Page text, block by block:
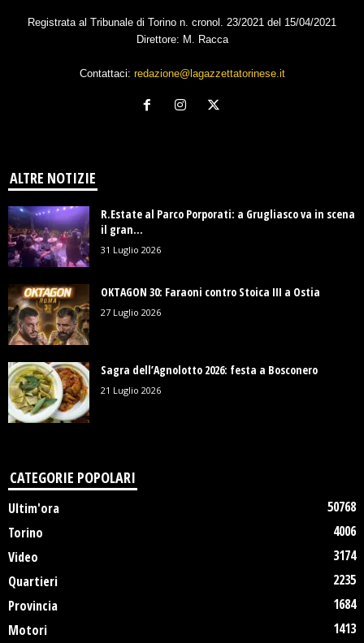
Registrata al Tribunale di Torino n. cronol. 23/2021 del 15/04/2021
Direttore: M. Racca
Contattaci: redazione@lagazzettatorinese.it
ALTRE NOTIZIE
R.Estate al Parco Porporati: a Grugliasco va in scena
il gran...
31 Luglio 2026
OKTAGON 30: Faraoni contro Stoica III a Ostia
27 Luglio 2026
Sagra dell’Agnolotto 2026: festa a Bosconero
21 Luglio 2026
CATEGORIE POPOLARI
Ultim'ora
50768
Torino
4006
Video
3174
Quartieri
2235
Provincia
1684
Motori
1413